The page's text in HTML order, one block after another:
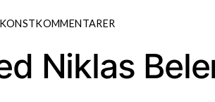
KONSTKOMMENTARER
Niklas